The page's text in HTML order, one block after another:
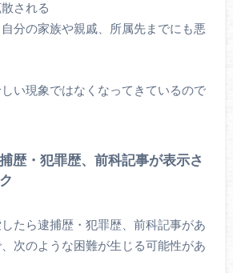
される
分の家族や親戚、所属先までにも悪
い現象ではなくなってきているので
歴・犯罪歴、前科記事が表示さ
したら逮捕歴・犯罪歴、前科記事があ
次のような困難が生じる可能性があ